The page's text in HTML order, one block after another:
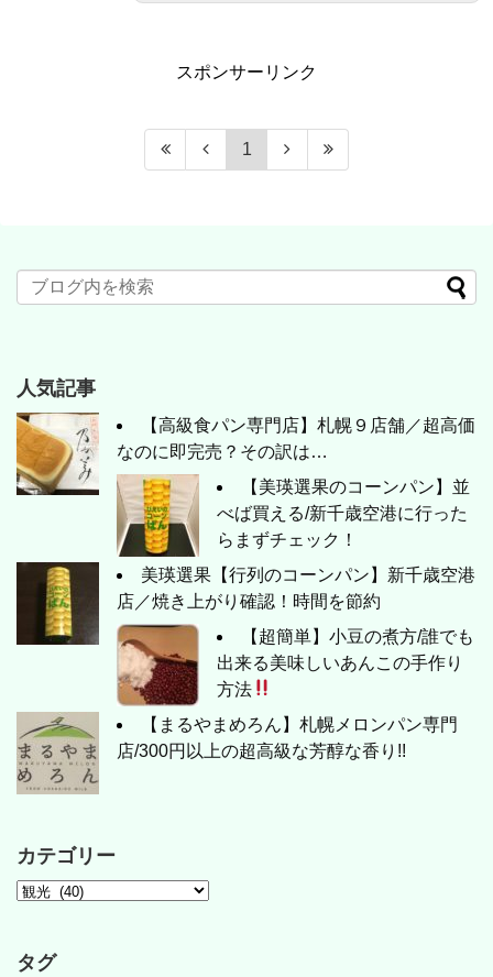
スポンサーリンク
1
人気記事
【高級食パン専門店】札幌９店舗／超高価
なのに即完売？その訳は…
【美瑛選果のコーンパン】並
べば買える/新千歳空港に行った
らまずチェック！
美瑛選果【行列のコーンパン】新千歳空港
店／焼き上がり確認！時間を節約
【超簡単】小豆の煮方/誰でも
出来る美味しいあんこの手作り
方法
【まるやまめろん】札幌メロンパン専門
店/300円以上の超高級な芳醇な香り!!
カテゴリー
タグ